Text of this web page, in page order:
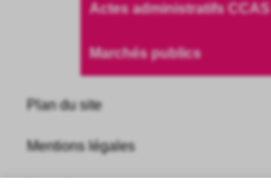
Actes administratifs CCAS
Marchés publics
Plan du site
Mentions légales